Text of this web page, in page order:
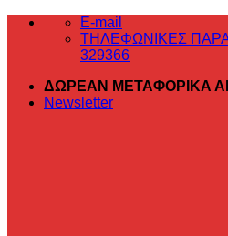
Μετάβαση
περιεχόμενο
E-mail
ΤΗΛΕΦΩΝΙΚΕΣ
329366
ΔΩΡΕΑΝ ΜΕΤΑΦΟΡΙΚΑ
Newsletter